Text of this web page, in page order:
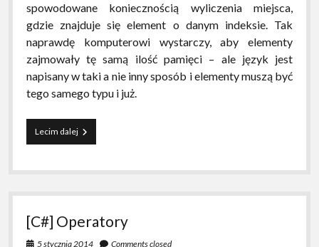
spowodowane koniecznością wyliczenia miejsca,
gdzie znajduje się element o danym indeksie. Tak
naprawdę komputerowi wystarczy, aby elementy
zajmowały tę samą ilość pamięci – ale język jest
napisany w taki a nie inny sposób i elementy muszą być
tego samego typu i już.
Lecim dalej[C#]
Tablice
[C#] Operatory
5 stycznia 2014 Comments closed